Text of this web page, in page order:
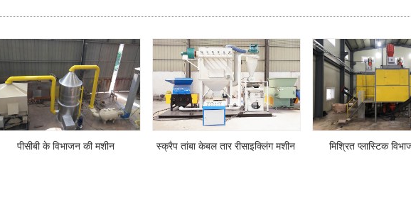
पीसीबी के विभाजन की मशीन स्क्रैप तांबा केबल तार रीसाइक्लिंग मशीन मिश्रित प्लास्टिक